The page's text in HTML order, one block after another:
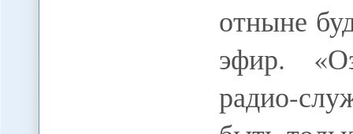
отныне
эфир.
радио-